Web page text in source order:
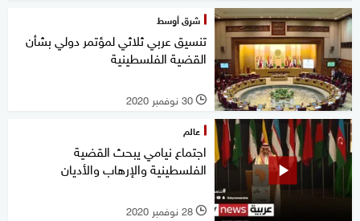
شرق أوسط
تنسيق عربي ثلاثي لمؤتمر دولي بشأن
القضية الفلسطينية
l 30 نوفمبر 2020
عالم
اجتماع نيامي يبحث القضية
الفلسطينية والإرهاب والأديان
l 28 نوفمبر 2020